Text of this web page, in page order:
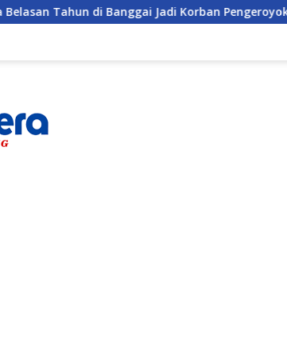
di Banggai Jadi Korban Pengeroyokan